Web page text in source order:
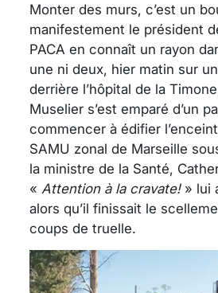
Monter des murs, c’est un
manifestement le président
PACA en connaît un rayon
une ni deux, hier matin sur
derrière l’hôpital de la
Muselier s’est emparé d’un
commencer à édifier
SAMU zonal de Marseille
la ministre de la Santé,
« Attention à la cravate!» lui
alors qu’il finissait le
coups de truelle.
Lecteur
vidéo